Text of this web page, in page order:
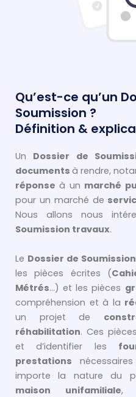
Qu’est-ce qu’un
Soumission ?
Définition &
Un Dossier de
documents à rendre,
réponse à un marché
pour un marché de
Nous allons nous
Soumission travaux.
Le Dossier de
les pièces écrites (
Métrés…) et les pièces
compréhension et à la
un projet de
réhabilitation. Ces
et d’identifier les
prestations
importe la nature du
maison unifamiliale,